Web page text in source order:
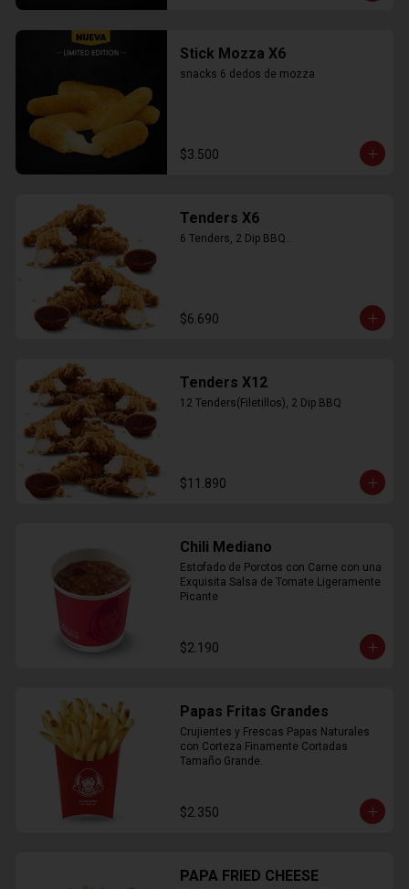
Stick Mozza X6
snacks 6 dedos de mozza
$3.500
Tenders X6
6 Tenders, 2 Dip BBQ..
$6.690
Tenders X12
12 Tenders(Filetillos), 2 Dip BBQ
$11.890
Chili Mediano
Estofado de Porotos con Carne con una
Exquisita Salsa de Tomate Ligeramente
Picante
$2.190
Papas Fritas Grandes
Crujientes y Frescas Papas Naturales
con Corteza Finamente Cortadas
Tamaño Grande.
$2.350
PAPA FRIED CHEESE